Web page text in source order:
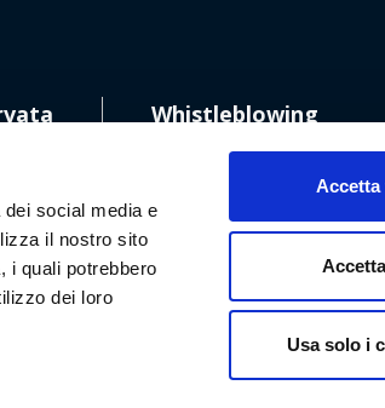
social media e
il nostro sito
i quali potrebbero
dei loro
Usa solo i
Whistleblowing